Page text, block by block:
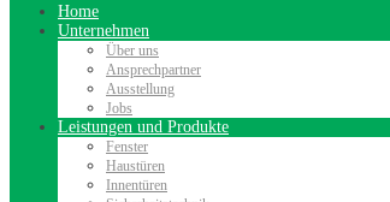
Home
Unternehmen
Über uns
Ansprechpartner
Ausstellung
Jobs
Leistungen und Produkte
Fenster
Haustüren
Innentüren